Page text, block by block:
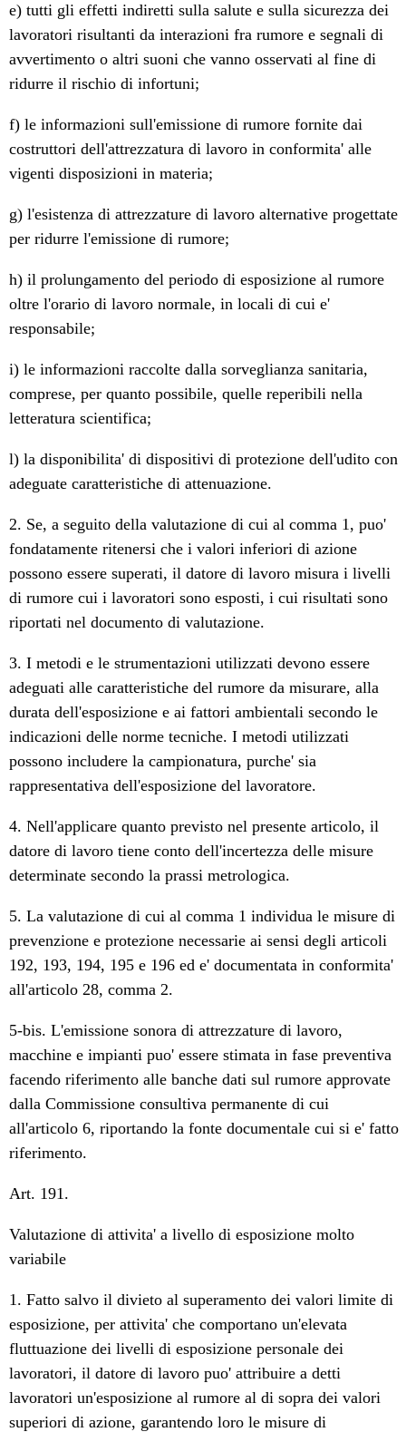
e) tutti gli effetti indiretti sulla salute e sulla sicurezza dei
lavoratori risultanti da interazioni fra rumore e segnali di
avvertimento o altri suoni che vanno osservati al fine di
ridurre il rischio di infortuni;
f) le informazioni sull'emissione di rumore fornite dai
costruttori dell'attrezzatura di lavoro in conformita' alle
vigenti disposizioni in materia;
g) l'esistenza di attrezzature di lavoro alternative progettate
per ridurre l'emissione di rumore;
h) il prolungamento del periodo di esposizione al rumore
oltre l'orario di lavoro normale, in locali di cui e'
responsabile;
i) le informazioni raccolte dalla sorveglianza sanitaria,
comprese, per quanto possibile, quelle reperibili nella
letteratura scientifica;
l) la disponibilita' di dispositivi di protezione dell'udito con
adeguate caratteristiche di attenuazione.
2. Se, a seguito della valutazione di cui al comma 1, puo'
fondatamente ritenersi che i valori inferiori di azione
possono essere superati, il datore di lavoro misura i livelli
di rumore cui i lavoratori sono esposti, i cui risultati sono
riportati nel documento di valutazione.
3. I metodi e le strumentazioni utilizzati devono essere
adeguati alle caratteristiche del rumore da misurare, alla
durata dell'esposizione e ai fattori ambientali secondo le
indicazioni delle norme tecniche. I metodi utilizzati
possono includere la campionatura, purche' sia
rappresentativa dell'esposizione del lavoratore.
4. Nell'applicare quanto previsto nel presente articolo, il
datore di lavoro tiene conto dell'incertezza delle misure
determinate secondo la prassi metrologica.
5. La valutazione di cui al comma 1 individua le misure di
prevenzione e protezione necessarie ai sensi degli articoli
192, 193, 194, 195 e 196 ed e' documentata in conformita'
all'articolo 28, comma 2.
5-bis. L'emissione sonora di attrezzature di lavoro,
macchine e impianti puo' essere stimata in fase preventiva
facendo riferimento alle banche dati sul rumore approvate
dalla Commissione consultiva permanente di cui
all'articolo 6, riportando la fonte documentale cui si e' fatto
riferimento.
Art. 191.
Valutazione di attivita' a livello di esposizione molto
variabile
1. Fatto salvo il divieto al superamento dei valori limite di
esposizione, per attivita' che comportano un'elevata
fluttuazione dei livelli di esposizione personale dei
lavoratori, il datore di lavoro puo' attribuire a detti
lavoratori un'esposizione al rumore al di sopra dei valori
superiori di azione, garantendo loro le misure di